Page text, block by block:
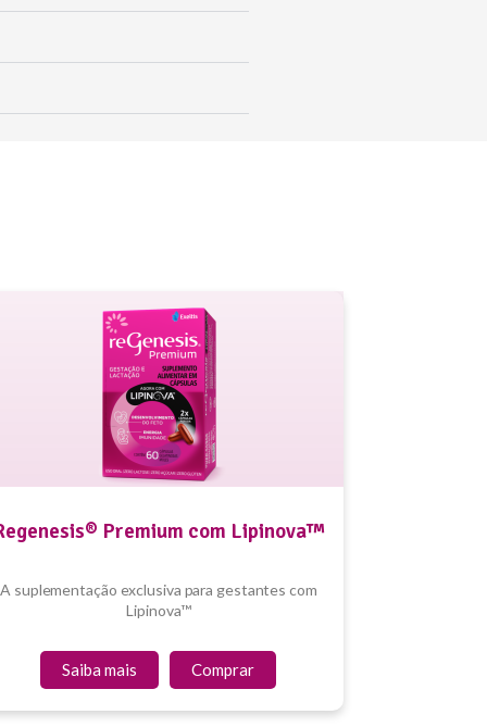
Premium com Lipinova™
A suplementação exclusiva para gestantes com
Lipinova™
Saiba mais Comprar